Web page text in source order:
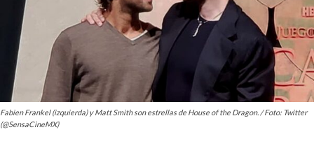
Fabien Frankel (izquierda) y Matt Smith son estrellas de House of the Dragon. / Foto: Twitter
(@SensaCineMX)